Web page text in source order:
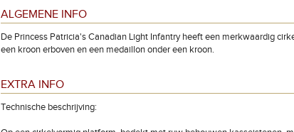
ALGEMENE INFO
De Princess Patricia's Canadian Light Infantry heeft een merkwaardig
een kroon erboven en een medaillon onder een kroon.
EXTRA INFO
Technische beschrijving: